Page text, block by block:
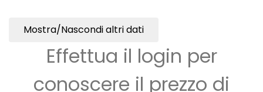
Mostra/Nascondi altri dati
Effettua il login per
conoscere il prezzo di